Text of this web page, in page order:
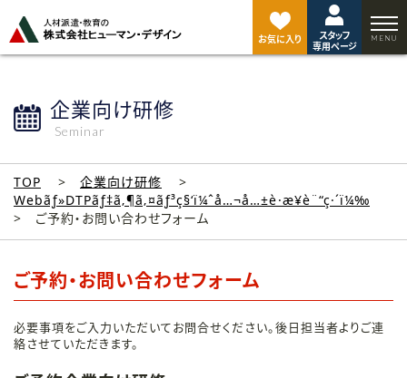
お気に入り
スタッフ
専用ページ
企業向け研修
Seminar
TOP
企業向け研修
Webãƒ»DTPãƒ‡ã‚¶ã‚¤ãƒ³ç§‘ï¼ˆå…¬å…±è·æ¥­è¨“ç·´ï¼‰
ご予約・お問い合わせフォーム
ご予約・お問い合わせフォーム
必要事項をご入力いただいてお問合せください。後日担当者よりご連
絡させていただきます。
ジ
ト